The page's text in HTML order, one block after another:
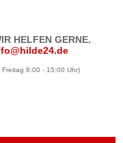
HELFEN GERNE.
8:00 - 15:00 Uhr)